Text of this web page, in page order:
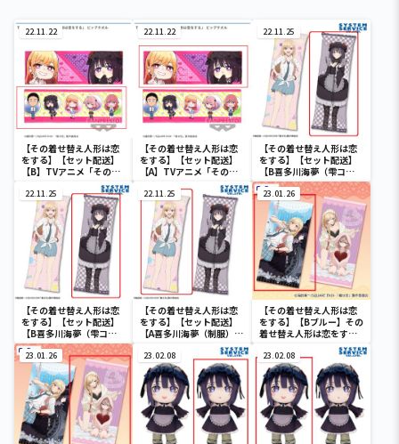
22.11.22
【その着せ替え人形は恋
をする】【セット配送】
【B】TVアニメ「その着
せ替え人形は恋をする」
ビッグタオル
22.11.22
【その着せ替え人形は恋
をする】【セット配送】
【A】TVアニメ「その着
せ替え人形は恋をする」
ビッグタオル
22.11.25
【その着せ替え人形は恋
をする】【セット配送】
【B喜多川海夢（雫コ
ス）】その着せ替え人形
は恋をする 特大ロングク
ッション
22.11.25
【その着せ替え人形は恋
をする】【セット配送】
【B喜多川海夢（雫コ
ス）】その着せ替え人形
は恋をする 特大ロングク
ッション
22.11.25
【その着せ替え人形は恋
をする】【セット配送】
【A喜多川海夢（制服）】
その着せ替え人形は恋を
する 特大ロングクッショ
ン
23.01.26
【その着せ替え人形は恋
をする】【Bブルー】その
着せ替え人形は恋をする
23.01.26 23.02.08 23.02.08